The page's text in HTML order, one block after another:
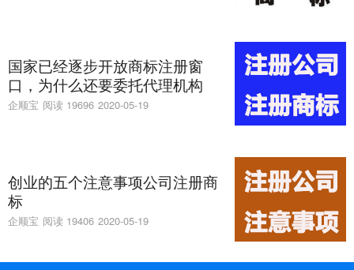
国家已经逐步开放商标注册窗
口，为什么还要委托代理机构
企顺宝 阅读 19696 2020-05-19
创业的五个注意事项公司注册商
标
企顺宝 阅读 19406 2020-05-19